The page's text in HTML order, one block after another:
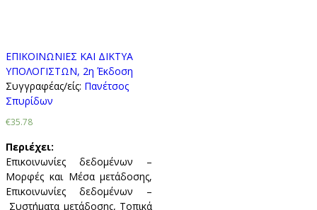
ΕΠΙΚΟΙΝΩΝΙΕΣ ΚΑΙ ΔΙΚΤΥΑ
ΥΠΟΛΟΓΙΣΤΩΝ, 2η Έκδοση
Συγγραφέας/είς: Πανέτσος
Σπυρίδων
€35.78
Περιέχει:
Επικοινωνίες δεδομένων –
Μορφές και Μέσα μετάδοσης,
Επικοινωνίες δεδομένων –
Συστήματα μετάδοσης, Τοπικά